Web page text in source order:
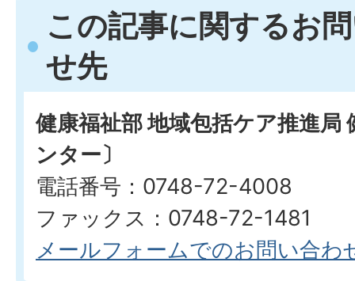
この記事に関するお
せ先
健康福祉部 地域包括ケア推進局
ンター〕
電話番号：0748-72-4008
ファックス：0748-72-1481
メールフォームでのお問い合わ